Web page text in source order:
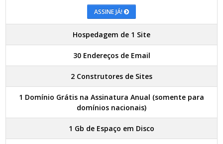
ASSINE JÁ!
Hospedagem de 1 Site
30 Endereços de Email
2 Construtores de Sites
1 Domínio Grátis na Assinatura Anual (somente para
domínios nacionais)
1 Gb de Espaço em Disco